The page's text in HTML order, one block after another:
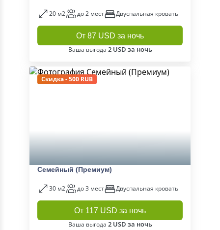
20 м2 до 2 мест Двуспальная кровать
От 87 USD за ночь
Ваша выгода 2 USD за ночь
Скидка - 500 RUB
Семейный (Премиум)
30 м2 до 3 мест Двуспальная кровать
От 117 USD за ночь
Ваша выгода 2 USD за ночь